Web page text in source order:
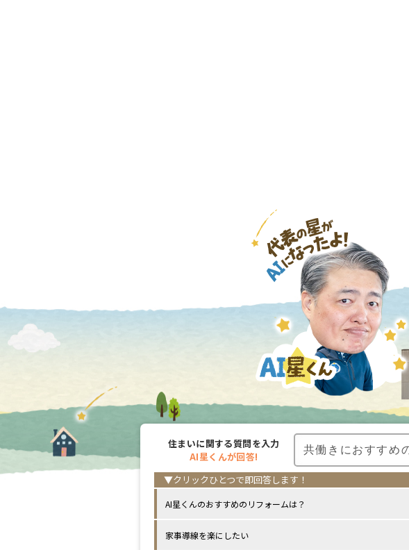
住まいに関する質問を入力
AI星くんが回答!
AI星くんのおすすめのリフォームは？
家事導線を楽にしたい